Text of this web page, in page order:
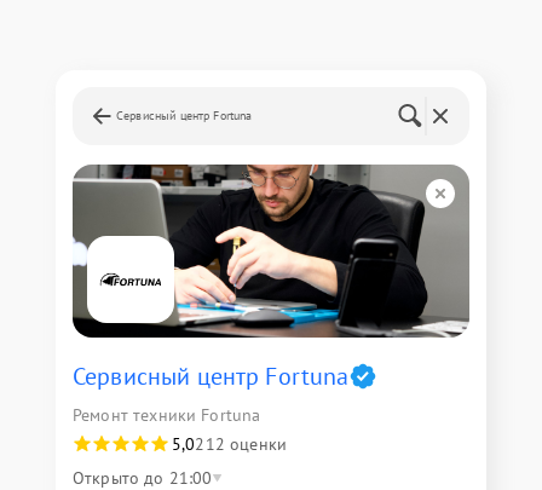
Сервисный центр Fortuna
Сервисный центр Fortuna
Ремонт техники Fortuna
5,0212 оценки
Открыто до 21:00